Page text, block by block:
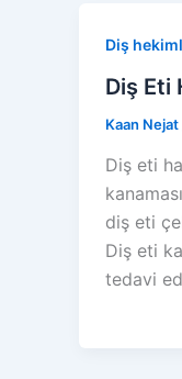
Diş
Diş Eti
Kaan Nejat
Diş eti
diş eti
Diş eti
tedavi